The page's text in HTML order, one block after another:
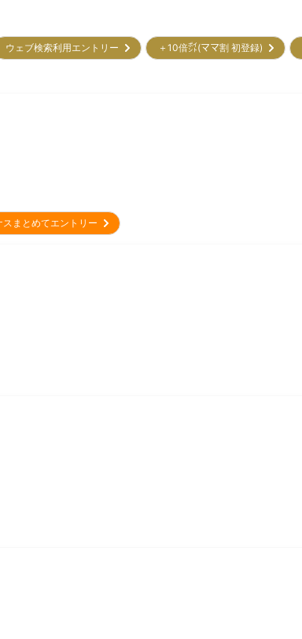
ウェブ検索利用エントリー ＋10倍㌽(ママ割 初登録)
スまとめてエントリー